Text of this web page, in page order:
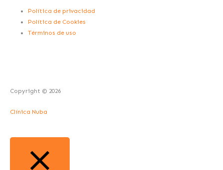
i
f
Política de privacidad
Política de Cookies
Términos de uso
Copyright © 2026
Clínica Nuba